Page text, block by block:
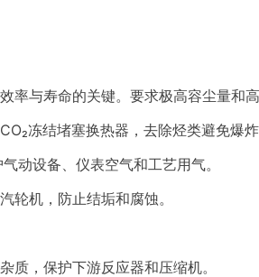
与寿命的关键。要求极高容尘量和高
冻结堵塞换热器，去除烃类避免爆炸
动设备、仪表空气和工艺用气。
轮机，防止结垢和腐蚀。
质，保护下游反应器和压缩机。